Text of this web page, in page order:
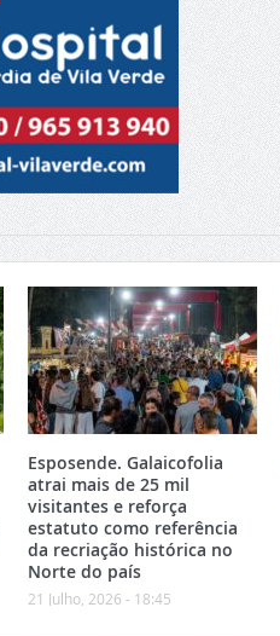
Esposende. Galaicofolia
atrai mais de 25 mil
visitantes e reforça
estatuto como referência
da recriação histórica no
Norte do país
21 Julho, 2026 - 18:45